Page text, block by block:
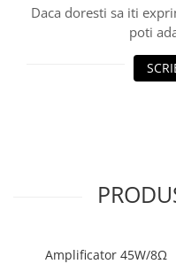
Daca doresti sa iti
poti
Amplificator 45W/8Ω